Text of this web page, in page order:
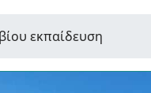
εκπαίδευση